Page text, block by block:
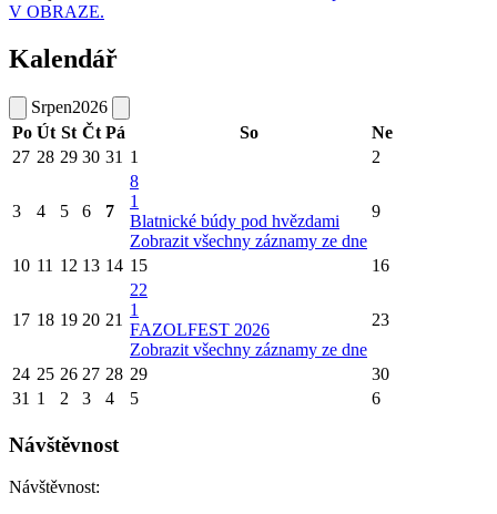
V OBRAZE.
Kalendář
Srpen2026
Po Út St Čt Pá So
Ne
27 28 29 30 31 1 2
3 4 5 6 7
8
1
Blatnické búdy pod hvězdami
Zobrazit všechny záznamy ze dne
9
10 11 12 13 14 15 16
17 18 19 20 21
22
1
FAZOLFEST 2026
Zobrazit všechny záznamy ze dne
23
24 25 26 27 28 29
30
31 1 2 3 4 5 6
Návštěvnost
Návštěvnost: